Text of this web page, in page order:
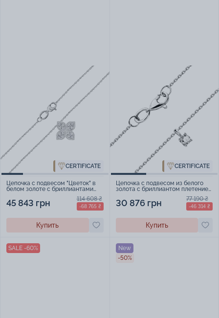
CERTIFICATE
Цепочка с подвесом "Цветок" в
белом золоте с бриллиантами
плетение якорь - 1987638
45 843 грн 114 608 ₴
-68 765 ₴
Купить
CERTIFICATE
Цепочка с подвесом из белого
золота с бриллиантом плетение
30 876 грн 77 190 ₴
-46 314 ₴
Купить
SALE -60%
New
-50%